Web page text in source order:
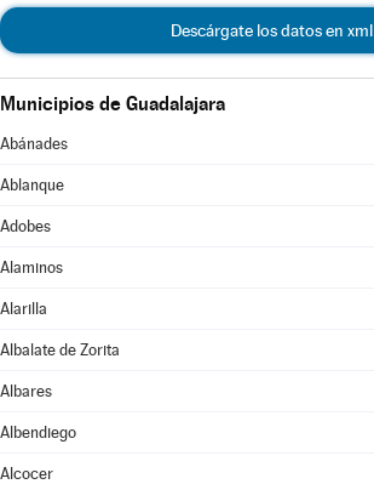
Descárgate los datos en xml
Municipios de Guadalajara
Abánades
Ablanque
Adobes
Alaminos
Alarilla
Albalate de Zorita
Albares
Albendiego
Alcocer